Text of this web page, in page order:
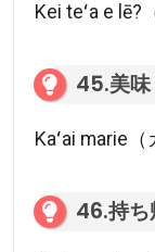
Kei teʻa e lē?
45.美
Kaʻai marie（
46.持ち